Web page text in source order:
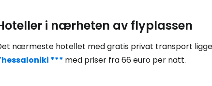
i nærheten av flyplassen
nærmeste hotellet med gratis privat transport
*** med priser fra 66 euro per natt.